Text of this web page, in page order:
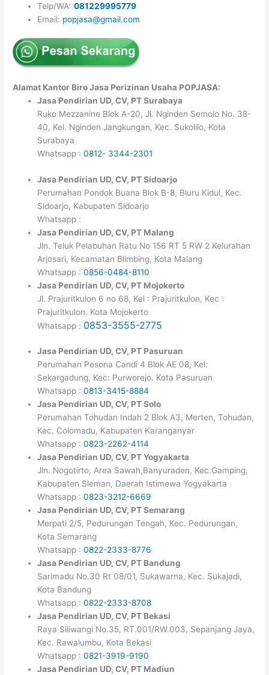
Telp/WA:081229995779
Email: popjasa@gmail.com
Alamat Kantor Biro Jasa Perizinan Usaha POPJASA:
Jasa Pendirian UD, CV, PT Surabaya
Ruko Mezzanine Blok A-20, Jl. Nginden Semolo No. 38-
40, Kel. Nginden Jangkungan, Kec. Sukolilo, Kota
Surabaya
Whatsapp :0812- 3344-2301
Jasa Pendirian UD, CV, PT Sidoarjo
Perumahan Pondok Buana Blok B-8, Bluru Kidul, Kec.
Sidoarjo, Kabupaten Sidoarjo
Whatsapp :
Jasa Pendirian UD, CV, PT Malang
Jln. Teluk Pelabuhan Ratu No 156 RT 5 RW 2 Kelurahan
Arjosari, Kecamatan Blimbing, Kota Malang
Whatsapp :0856-0484-8110
Jasa Pendirian UD, CV, PT Mojokerto
Jl. Prajuritkulon 6 no 68, Kel : Prajuritkulon, Kec :
Prajuritkulon. Kota Mojokerto
Whatsapp : 0853-3555-2775
Jasa Pendirian UD, CV, PT Pasuruan
Perumahan Pesona Candi 4 Blok AE 08, Kel:
Sekargadung, Kec: Purworejo. Kota Pasuruan
Whatsapp :0813-3415-8884
Jasa Pendirian UD, CV, PT Solo
Perumahan Tohudan Indah 2 Blok A3, Merten, Tohudan,
Kec. Colomadu, Kabupaten Karanganyar
Whatsapp :0823-2262-4114
Jasa Pendirian UD, CV, PT Yogyakarta
Jln. Nogotirto, Area Sawah,Banyuraden, Kec.Gamping,
Kabupaten Sleman, Daerah Istimewa Yogyakarta
Whatsapp :0823-3212-6669
Jasa Pendirian UD, CV, PT Semarang
Merpati 2/5, Pedurungan Tengah, Kec. Pedurungan,
Kota Semarang
Whatsapp :0822-2333-8776
Jasa Pendirian UD, CV, PT Bandung
Sarimadu No.30 Rt 08/01, Sukawarna, Kec. Sukajadi,
Kota Bandung
Whatsapp :0822-2333-8708
Jasa Pendirian UD, CV, PT Bekasi
Raya Siliwangi No.35, RT.001/RW.003, Sepanjang Jaya,
Kec. Rawalumbu, Kota Bekasi
Whatsapp :0821-3919-9190
Jasa Pendirian UD, CV, PT Madiun